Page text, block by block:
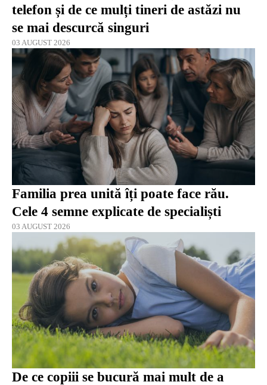
telefon și de ce mulți tineri de astăzi nu
se mai descurcă singuri
03 AUGUST 2026
Familia prea unită îți poate face rău.
Cele 4 semne explicate de specialiști
03 AUGUST 2026
De ce copiii se bucură mai mult de a